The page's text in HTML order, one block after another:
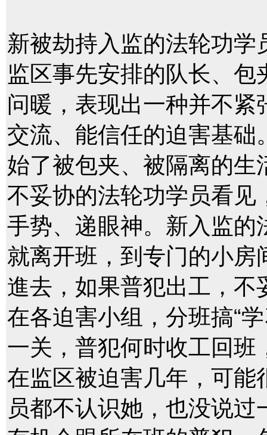
新被劫持入监的法轮功
监区事先安排的队长、
问暖，表现出一种并不
交流、能信任的迫害基
始了被包夹、被隔离的
不妥协的法轮功学员看
手势、递眼神。新入监
就离开班，到专门的小房
進去，如果普犯出工，
在各迫害小组，分班搞“
一关，普犯何时收工回
在监区被迫害几年，可
员都不认识她，也没说